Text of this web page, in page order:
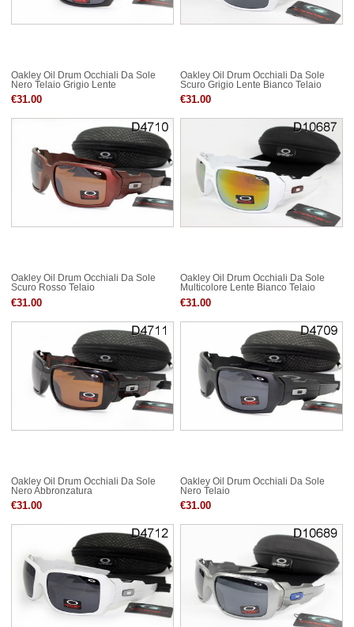
Oakley Oil Drum Occhiali Da Sole
Nero Telaio Grigio Lente
€31.00
Oakley Oil Drum Occhiali Da Sole
Scuro Grigio Lente Bianco Telaio
€31.00
Oakley Oil Drum Occhiali Da Sole
Scuro Rosso Telaio
€31.00
Oakley Oil Drum Occhiali Da Sole
Multicolore Lente Bianco Telaio
€31.00
Oakley Oil Drum Occhiali Da Sole
Nero Abbronzatura
€31.00
Oakley Oil Drum Occhiali Da Sole
Nero Telaio
€31.00